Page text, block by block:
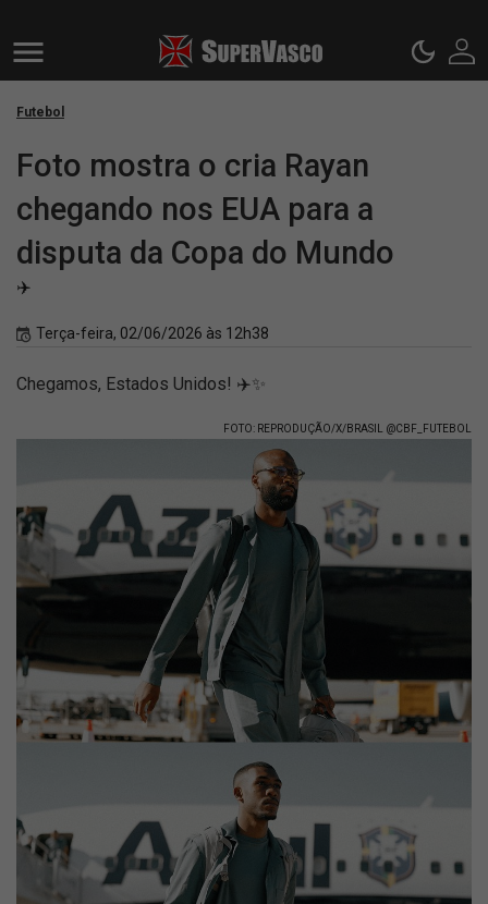
Futebol
Foto mostra o cria Rayan
chegando nos EUA para a
disputa da Copa do Mundo
✈️
Terça-feira, 02/06/2026 às 12h38
Chegamos, Estados Unidos! ✈️✨
FOTO: REPRODUÇÃO/X/BRASIL @CBF_FUTEBOL